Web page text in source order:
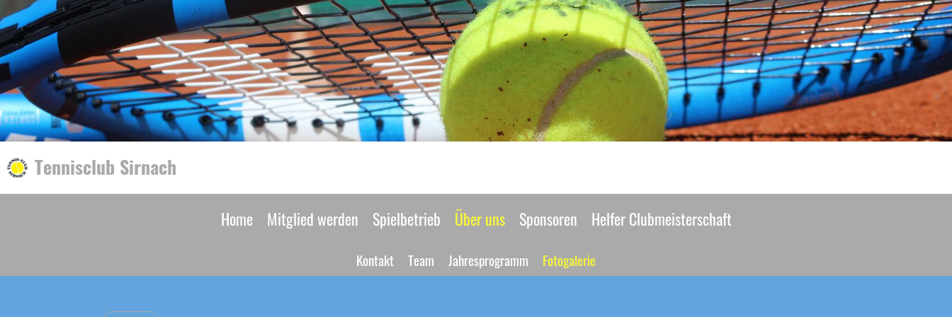
Tennisclub Sirnach
Home Mitglied werden Spielbetrieb Über uns Sponsoren Helfer Clubmeisterschaft
Kontakt Team Jahresprogramm Fotogalerie